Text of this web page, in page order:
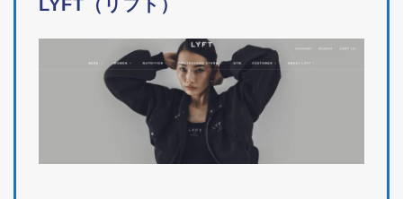
LYFT（リフト）